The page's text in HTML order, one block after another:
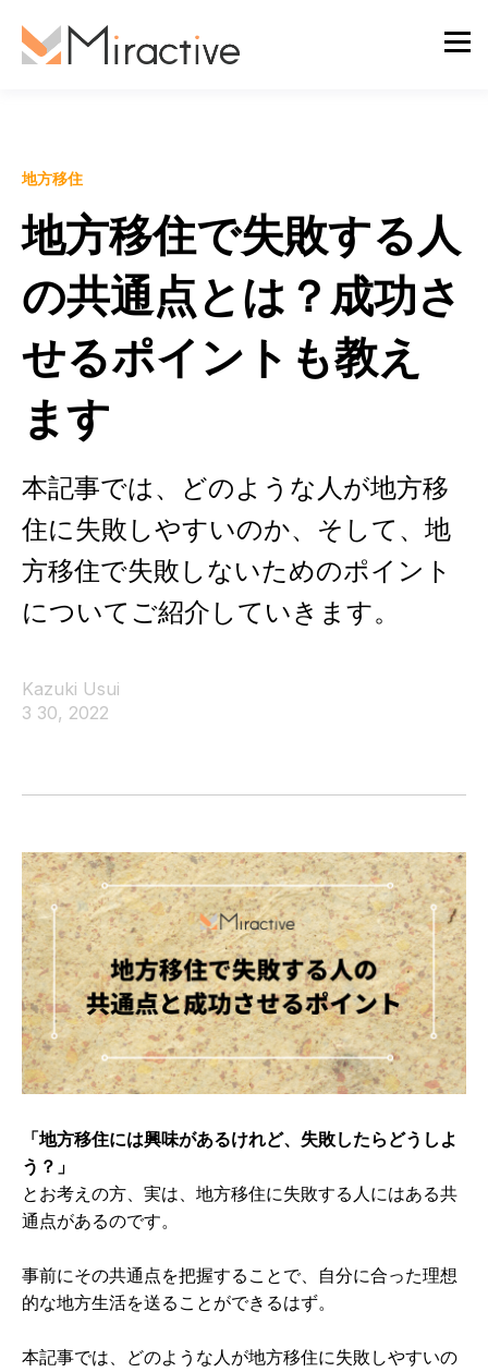
地方移住
地方移住で失敗する人
の共通点とは？成功さ
せるポイントも教え
ます
本記事では、どのような人が地方移
住に失敗しやすいのか、そして、地
方移住で失敗しないためのポイント
についてご紹介していきます。
Kazuki Usui
3 30, 2022
「地方移住には興味があるけれど、失敗したらどうしよ
う？」
とお考えの方、実は、地方移住に失敗する人にはある共
通点があるのです。
事前にその共通点を把握することで、自分に合った理想
的な地方生活を送ることができるはず。
本記事では、どのような人が地方移住に失敗しやすいの